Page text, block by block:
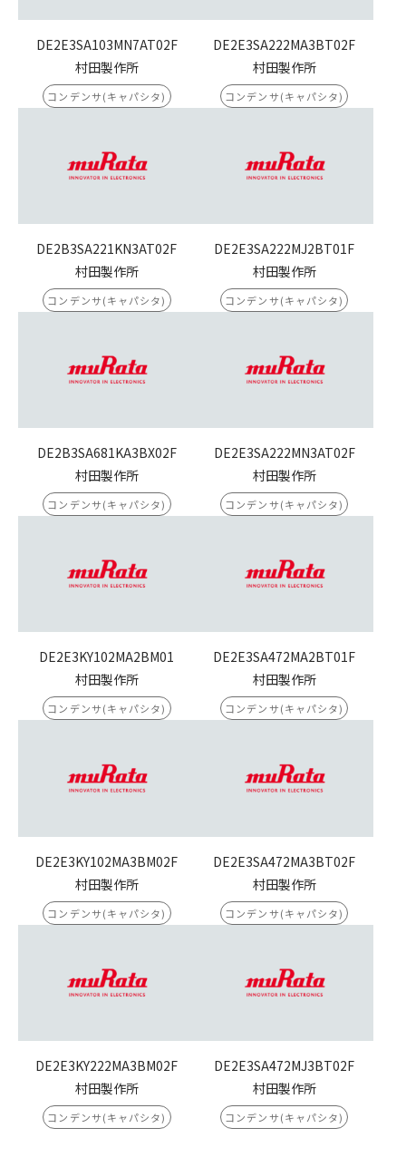
DE2E3SA103MN7AT02F
村田製作所
コンデンサ(キャパシタ)
DE2E3SA222MA3BT02F
村田製作所
コンデンサ(キャパシタ)
DE2B3SA221KN3AT02F
村田製作所
コンデンサ(キャパシタ)
DE2E3SA222MJ2BT01F
村田製作所
コンデンサ(キャパシタ)
DE2B3SA681KA3BX02F
村田製作所
コンデンサ(キャパシタ)
DE2E3SA222MN3AT02F
村田製作所
コンデンサ(キャパシタ)
DE2E3KY102MA2BM01
村田製作所
コンデンサ(キャパシタ)
DE2E3SA472MA2BT01F
村田製作所
コンデンサ(キャパシタ)
DE2E3KY102MA3BM02F
村田製作所
コンデンサ(キャパシタ)
DE2E3SA472MA3BT02F
村田製作所
コンデンサ(キャパシタ)
DE2E3KY222MA3BM02F
村田製作所
コンデンサ(キャパシタ)
DE2E3SA472MJ3BT02F
村田製作所
コンデンサ(キャパシタ)